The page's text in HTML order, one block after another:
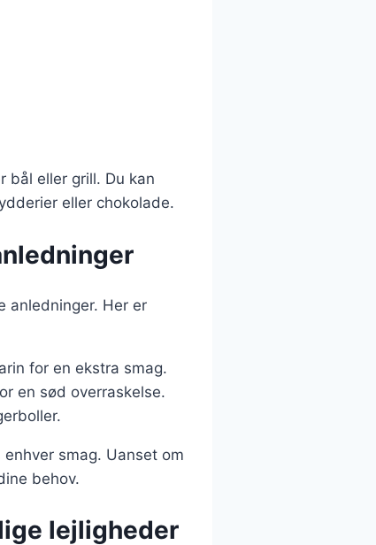
bål eller grill. Du kan
eller chokolade.
anledninger. Her er
for en ekstra smag.
en sød overraskelse.
smag. Uanset om
behov.
lejligheder